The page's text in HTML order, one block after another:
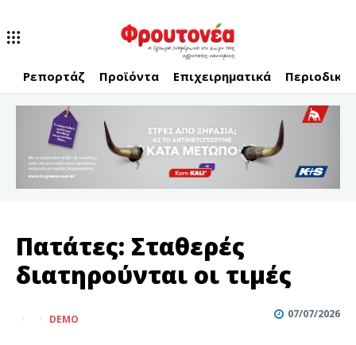
Ρεπορτάζ Προϊόντα Επιχειρηματικά Περιοδικό
Πατάτες: Σταθερές
διατηρούνται οι τιμές
07/07/2026
DEMO